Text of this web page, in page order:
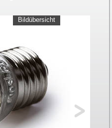
Bildübersicht